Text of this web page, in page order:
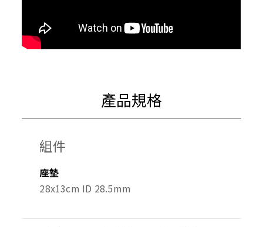
產品規格
組件
座墊
28x13cm ID 28.5mm